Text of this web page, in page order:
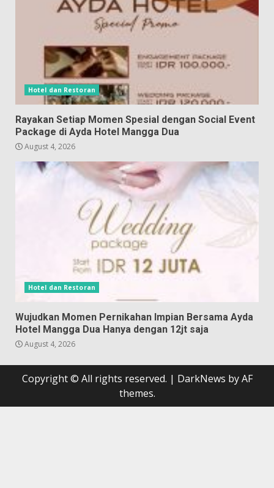
Hotel dan Restoran
Rayakan Setiap Momen Spesial dengan Social Event
Package di Ayda Hotel Mangga Dua
August 4, 2026
Hotel dan Restoran
Wujudkan Momen Pernikahan Impian Bersama Ayda
Hotel Mangga Dua Hanya dengan 12jt saja
August 4, 2026
Copyright © All rights reserved. | DarkNews by AF
themes.